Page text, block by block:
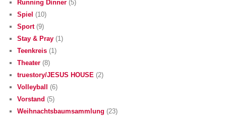
Running Dinner (5)
Spiel (10)
Sport(9)
Stay & Pray (1)
Teenkreis (1)
Theater (8)
truestory/JESUS HOUSE (2)
Volleyball
(6)
Vorstand (5)
Weihnachtsbaumsammlung (23)